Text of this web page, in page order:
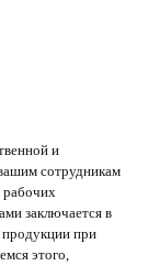
и
сотрудникам
заключается в
продукции при
этого,